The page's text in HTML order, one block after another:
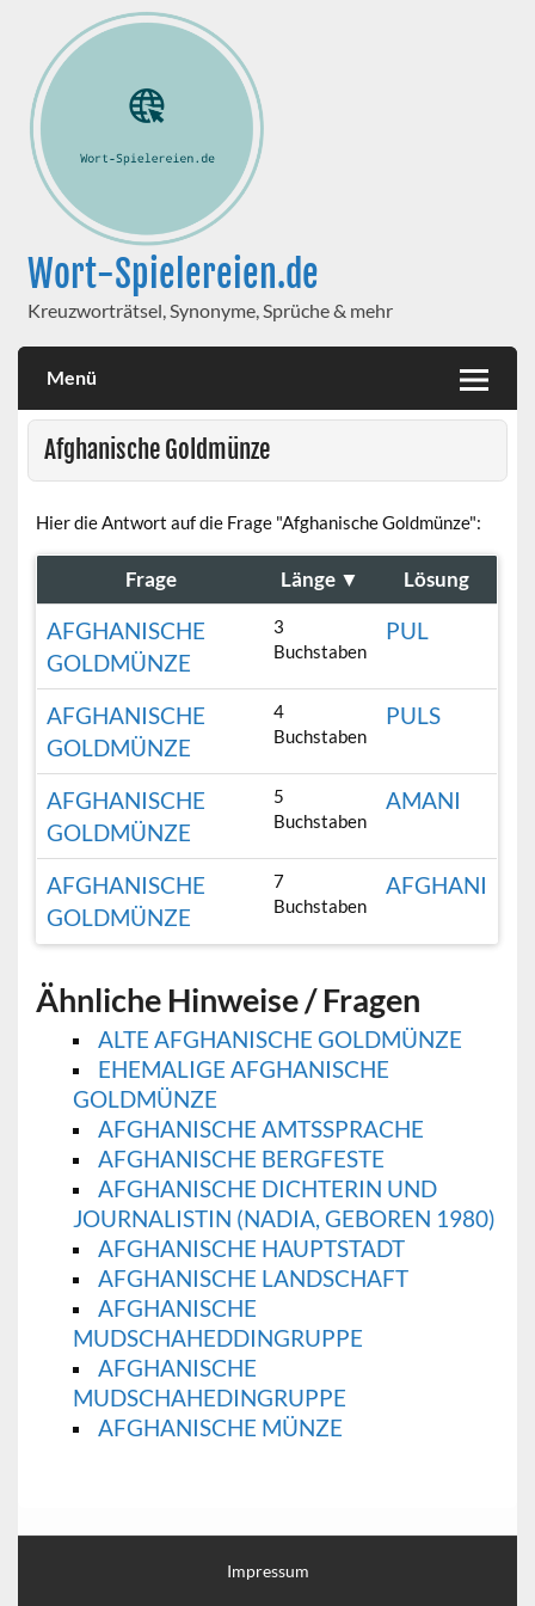
Wort-Spielereien.de
Kreuzworträtsel, Synonyme, Sprüche & mehr
Menü
Afghanische Goldmünze
Hier die Antwort auf die Frage "Afghanische Goldmünze":
Frage Länge ▼ Lösung
AFGHANISCHE
GOLDMÜNZE
3
Buchstaben
PUL
AFGHANISCHE
GOLDMÜNZE
4
Buchstaben
PULS
AFGHANISCHE
GOLDMÜNZE
5
Buchstaben
AMANI
AFGHANISCHE
GOLDMÜNZE
7
Buchstaben
AFGHANI
Ähnliche Hinweise / Fragen
ALTE AFGHANISCHE GOLDMÜNZE
EHEMALIGE AFGHANISCHE
GOLDMÜNZE
AFGHANISCHE AMTSSPRACHE
AFGHANISCHE BERGFESTE
AFGHANISCHE DICHTERIN UND
JOURNALISTIN (NADIA, GEBOREN 1980)
AFGHANISCHE HAUPTSTADT
AFGHANISCHE LANDSCHAFT
AFGHANISCHE
MUDSCHAHEDDINGRUPPE
AFGHANISCHE
MUDSCHAHEDINGRUPPE
AFGHANISCHE MÜNZE
Impressum